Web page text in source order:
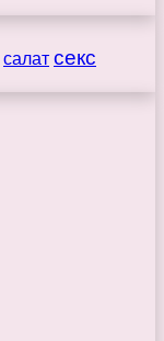
салат секс